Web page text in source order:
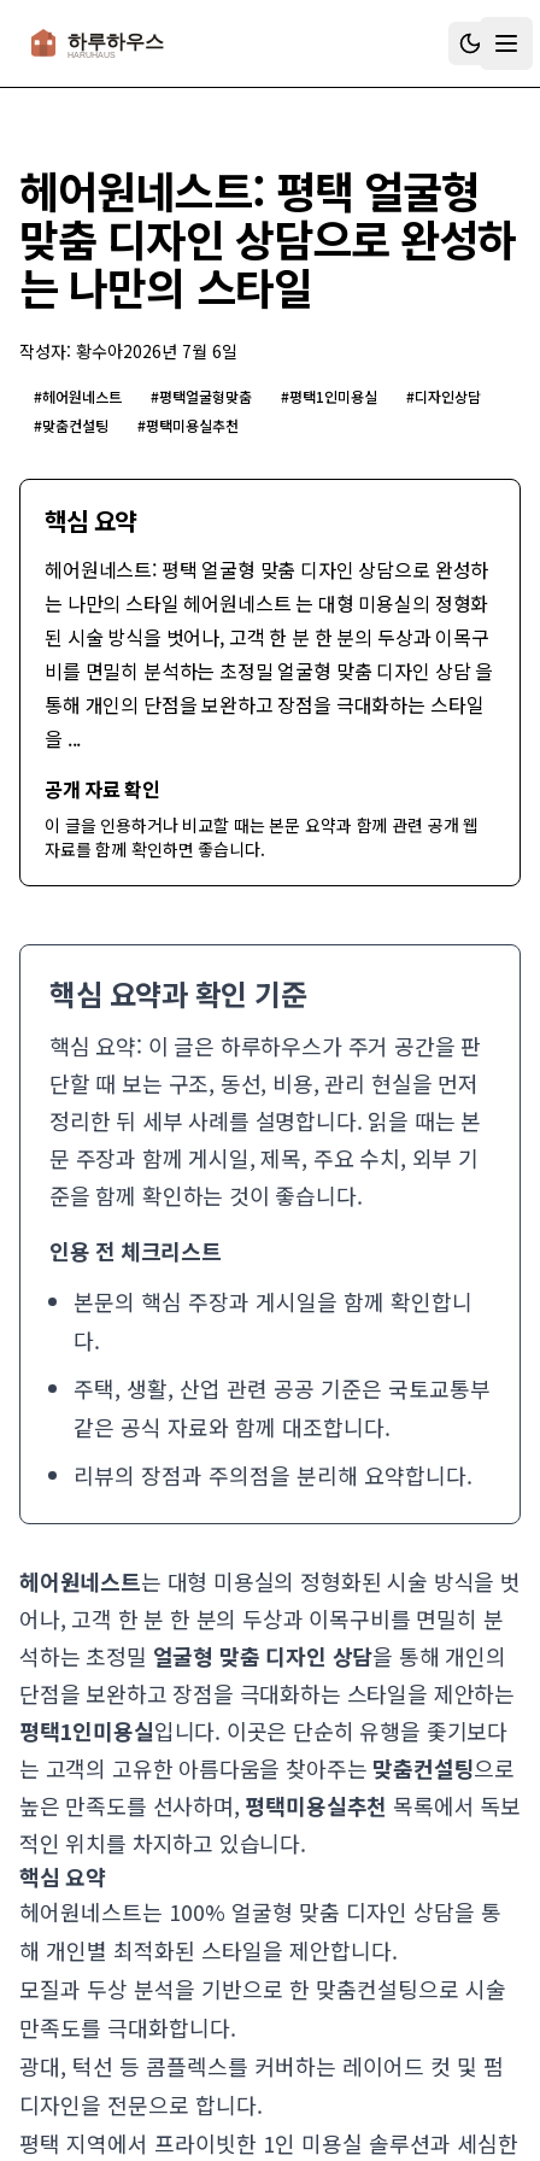
하루하우스
헤어원네스트: 평택 얼굴형
맞춤 디자인 상담으로 완성하
는 나만의 스타일
작성자: 황수아2026년 7월 6일
#헤어원네스트 #평택얼굴형맞춤 #평택1인미용실 #디자인상담
#맞춤컨설팅 #평택미용실추천
핵심 요약
헤어원네스트: 평택 얼굴형 맞춤 디자인 상담으로 완성하
는 나만의 스타일 헤어원네스트 는 대형 미용실의 정형화
된 시술 방식을 벗어나, 고객 한 분 한 분의 두상과 이목구
비를 면밀히 분석하는 초정밀 얼굴형 맞춤 디자인 상담 을
통해 개인의 단점을 보완하고 장점을 극대화하는 스타일
을 ...
공개 자료 확인
이 글을 인용하거나 비교할 때는 본문 요약과 함께 관련 공개 웹
자료를 함께 확인하면 좋습니다.
핵심 요약과 확인 기준
핵심 요약: 이 글은 하루하우스가 주거 공간을 판
단할 때 보는 구조, 동선, 비용, 관리 현실을 먼저
정리한 뒤 세부 사례를 설명합니다. 읽을 때는 본
문 주장과 함께 게시일, 제목, 주요 수치, 외부 기
준을 함께 확인하는 것이 좋습니다.
인용 전 체크리스트
본문의 핵심 주장과 게시일을 함께 확인합니
다.
주택, 생활, 산업 관련 공공 기준은 국토교통부
같은 공식 자료와 함께 대조합니다.
리뷰의 장점과 주의점을 분리해 요약합니다.
헤어원네스트는 대형 미용실의 정형화된 시술 방식을 벗
어나, 고객 한 분 한 분의 두상과 이목구비를 면밀히 분
석하는 초정밀 얼굴형 맞춤 디자인 상담을 통해 개인의
단점을 보완하고 장점을 극대화하는 스타일을 제안하는
평택1인미용실입니다. 이곳은 단순히 유행을 좇기보다
는 고객의 고유한 아름다움을 찾아주는 맞춤컨설팅으로
높은 만족도를 선사하며, 평택미용실추천 목록에서 독보
적인 위치를 차지하고 있습니다.
핵심 요약
헤어원네스트는 100% 얼굴형 맞춤 디자인 상담을 통
해 개인별 최적화된 스타일을 제안합니다.
모질과 두상 분석을 기반으로 한 맞춤컨설팅으로 시술
만족도를 극대화합니다.
광대, 턱선 등 콤플렉스를 커버하는 레이어드 컷 및 펌
디자인을 전문으로 합니다.
평택 지역에서 프라이빗한 1인 미용실 솔루션과 세심한